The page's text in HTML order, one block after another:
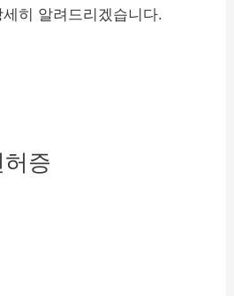
히 알려드리겠습니다.
증